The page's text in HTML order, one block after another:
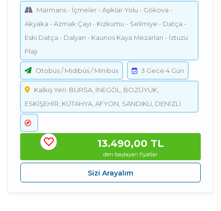
Marmaris - İçmeler - Aşıklar Yolu - Gökova -
Akyaka - Azmak Çayı - Kızkumu - Selimiye - Datça -
Eski Datça - Dalyan - Kaunos Kaya Mezarları - İztuzu
Plajı
Otobüs / Midibüs / Minibüs 3 Gece 4 Gün
Kalkış Yeri: BURSA, İNEGÖL, BOZÜYÜK,
ESKİŞEHİR, KÜTAHYA, AFYON, SANDIKLI, DENİZLİ
13.490,00 TL
den başlayan fiyatlar
Sizi Arayalım